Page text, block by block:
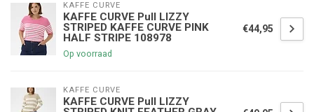
KAFFE CURVE
KAFFE CURVE Pull LIZZY
STRIPED KAFFE CURVE PINK
HALF STRIPE 108978
Op voorraad
€44,95
KAFFE CURVE
KAFFE CURVE Pull LIZZY